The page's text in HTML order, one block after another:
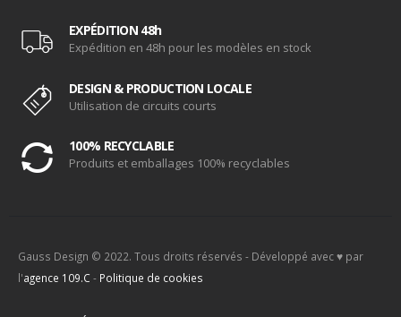
EXPÉDITION 48h
Expédition en 48h pour les modèles en stock
DESIGN & PRODUCTION LOCALE
Utilisation de circuits courts
100% RECYCLABLE
Produits et emballages 100% recyclables
Gauss Design © 2022. Tous droits réservés - Développé avec ♥ par
l'agence 109.C- Politique de cookies